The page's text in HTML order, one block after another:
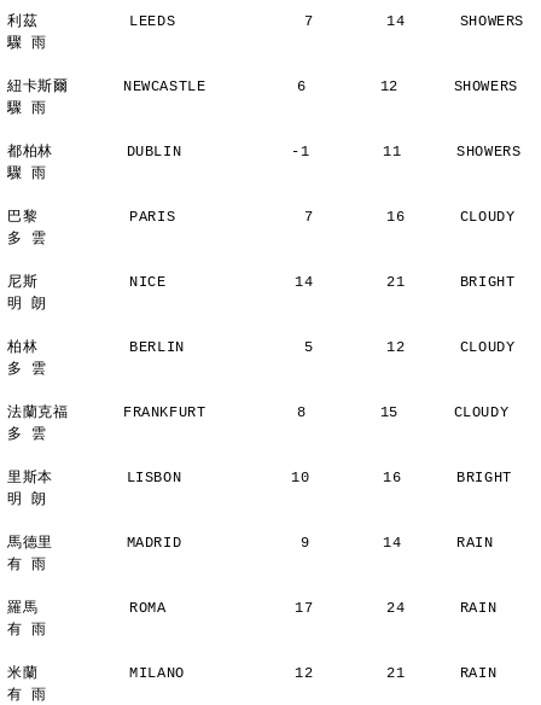
利茲          LEEDS              7        14      SHOWERS
驟 雨
紐卡斯爾      NEWCASTLE          6        12      SHOWERS
驟 雨
都柏林        DUBLIN            -1        11      SHOWERS
驟 雨
巴黎          PARIS              7        16      CLOUDY
多 雲
尼斯          NICE              14        21      BRIGHT
明 朗
柏林          BERLIN             5        12      CLOUDY
多 雲
法蘭克福      FRANKFURT          8        15      CLOUDY
多 雲
里斯本        LISBON            10        16      BRIGHT
明 朗
馬德里        MADRID             9        14      RAIN
有 雨
羅馬          ROMA              17        24      RAIN
有 雨
米蘭          MILANO            12        21      RAIN
有 雨